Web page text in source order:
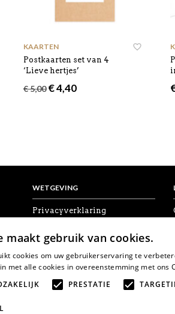
KAARTEN
Postkaarten set van 4
‘Lieve hertjes’
€5,00 Oorspronkelijke
€4,40Huidige
WETGEVING
Privacyverklaring
Disclaimer
Cookies
Herroepingsrecht
maakt gebruik van cookies.
cookies om uw gebruikerservaring te
met alle cookies in overeenstemming met ons
PRESTATIE